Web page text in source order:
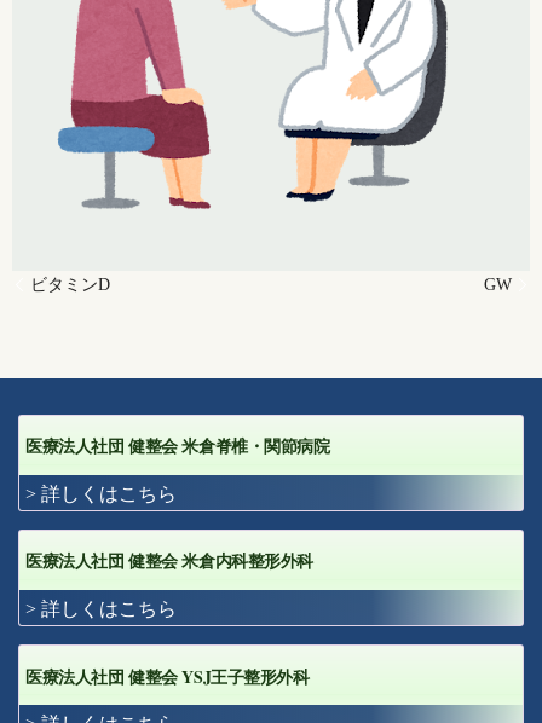
ビタミンD GW
医療法人社団 健整会 米倉脊椎・関節病院
> 詳しくはこちら
医療法人社団 健整会 米倉内科整形外科
> 詳しくはこちら
医療法人社団 健整会YSJ王子整形外科